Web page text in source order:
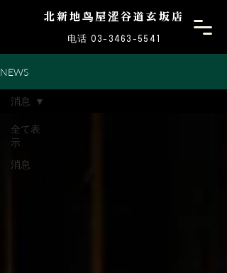
北新地鸟屋涩谷道玄坂店
电话 03-3463-5541
NEWS
全て表
示
消息
消息